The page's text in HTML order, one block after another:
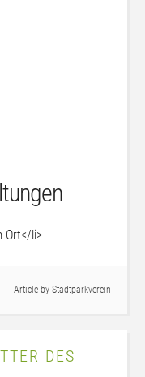
Ort</li>
Article by Stadtparkverein
DES